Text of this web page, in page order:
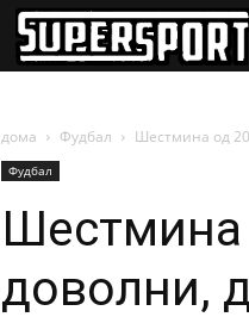
дома Фудбал Шестмина од
Фудбал
Шестмина
доволни,